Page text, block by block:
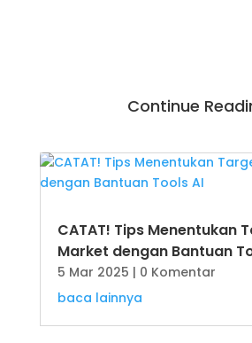
Continue
CATAT! Tips Menentukan
Market dengan Bantuan
5 Mar 2025 | 0 Komentar
baca lainnya